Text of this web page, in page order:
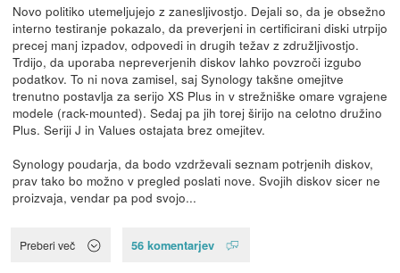
Novo politiko utemeljujejo z zanesljivostjo. Dejali so, da je obsežno
interno testiranje pokazalo, da preverjeni in certificirani diski utrpijo
precej manj izpadov, odpovedi in drugih težav z združljivostjo.
Trdijo, da uporaba nepreverjenih diskov lahko povzroči izgubo
podatkov. To ni nova zamisel, saj Synology takšne omejitve
trenutno postavlja za serijo XS Plus in v strežniške omare vgrajene
modele (rack-mounted). Sedaj pa jih torej širijo na celotno družino
Plus. Seriji J in Values ostajata brez omejitev.
Synology poudarja, da bodo vzdrževali seznam potrjenih diskov,
prav tako bo možno v pregled poslati nove. Svojih diskov sicer ne
proizvaja, vendar pa pod svojo...
Preberi več 56 komentarjev